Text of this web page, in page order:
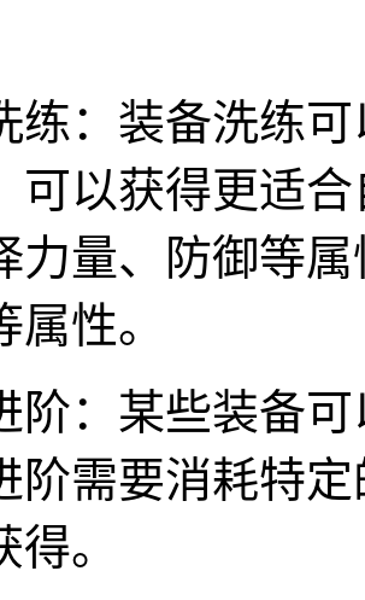
练：装备洗练
可以获得更适
力量、防御等
性。
阶：某些装备
阶需要消耗特
。